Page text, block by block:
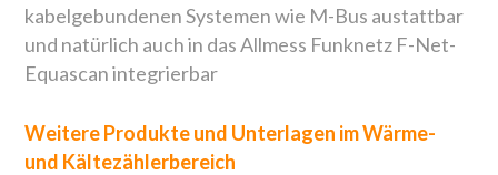
kabelgebundenen Systemen wie M-Bus austattbar
und natürlich auch in das Allmess Funknetz F-Net-
Equascan integrierbar
Weitere Produkte und Unterlagen im Wärme-
und Kältezählerbereich